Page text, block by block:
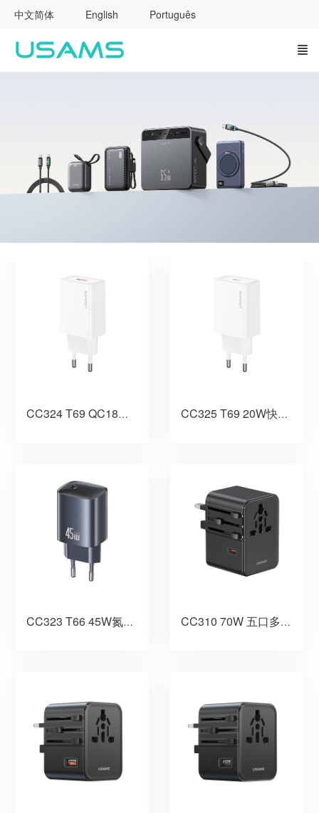
中文简体 English Português
CC324 T69 QC18W快充充电器 欧规 CC325 T69 20W快充充电器 欧规
CC323 T66 45W氮化镓快充充电器 欧规 CC310 70W 五口多国旅行转换插脚充电器 2500W